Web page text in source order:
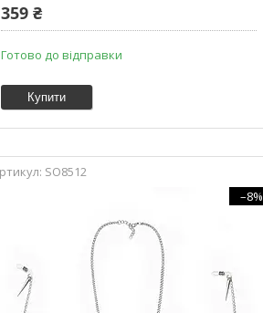
359 ₴
Готово до відправки
Купити
SO8512
–8%